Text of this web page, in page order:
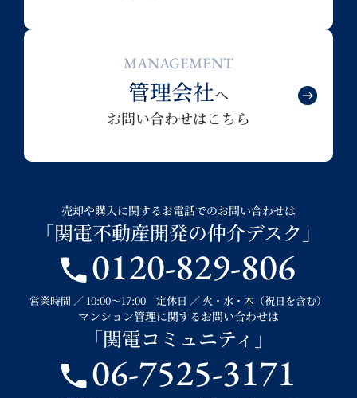
MANAGEMENT
管理会社へ
お問い合わせはこちら
売却や購入に関するお電話でのお問い合わせは
「関電不動産開発の仲介デスク」
0120-829-806
営業時間 ／ 10:00～17:00 定休日 ／ 火・水・木（祝日を含む）
マンション管理に関するお問い合わせは
「関電コミュニティ」
06-7525-3171